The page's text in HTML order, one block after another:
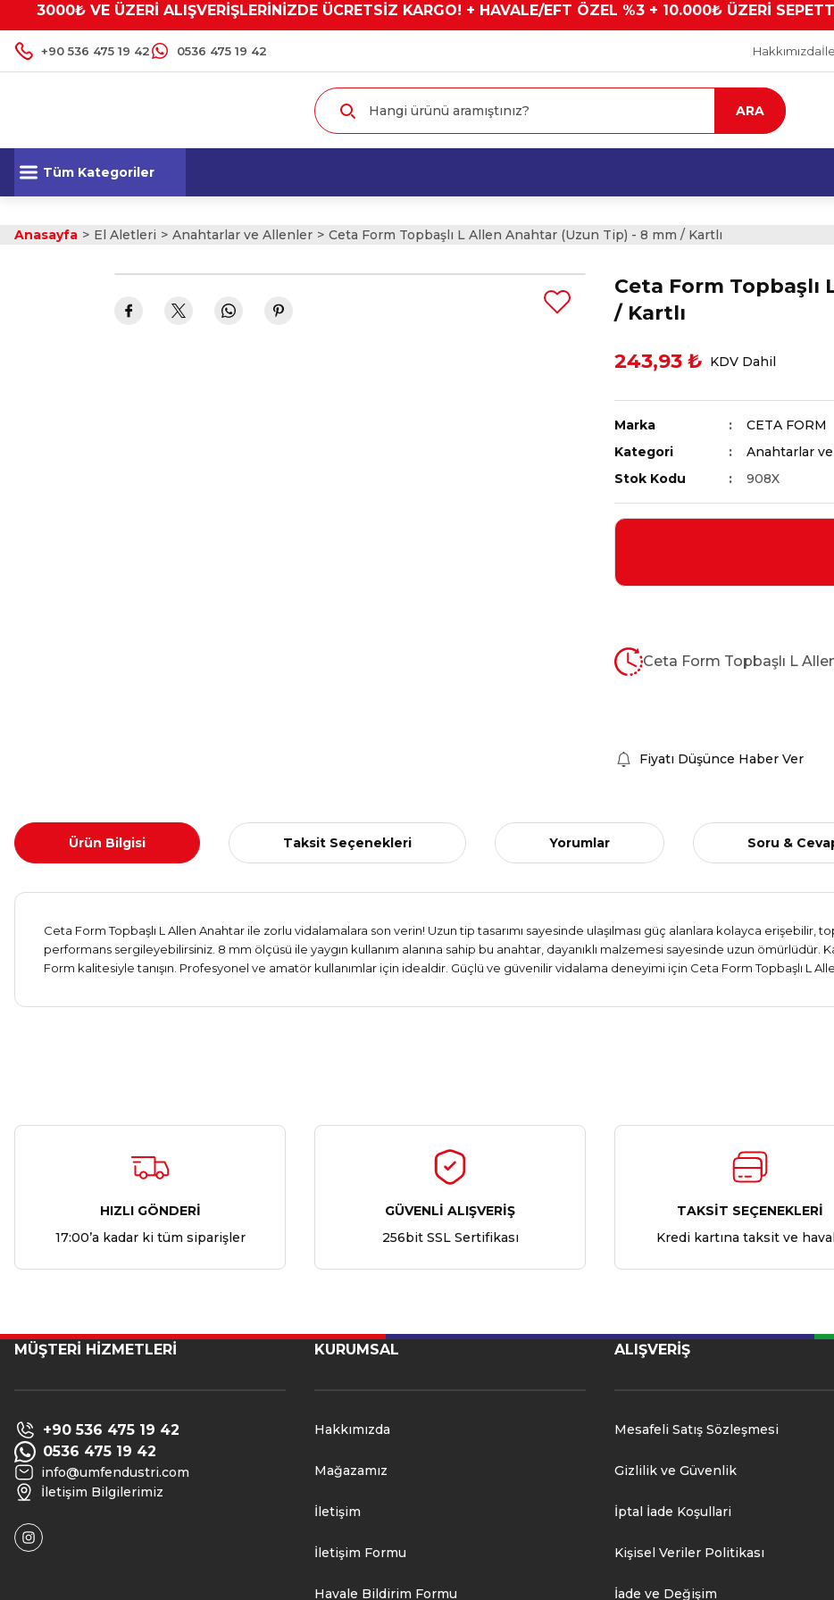
3000₺ VE ÜZERİ ALIŞVERİŞLERİNİZDE ÜCRETSİZ KARGO! + HAVALE/EFT ÖZEL %3 + 10.000₺ ÜZERİ
+90 536 475 19 42 0536 475 19 42 Hakkımızda
ARA
Tüm Kategoriler
Anasayfa El Aletleri Anahtarlar ve Allenler Ceta Form Topbaşlı L Allen Anahtar (Uzun Tip) - 8 mm / Kartlı
Ceta Form
/ Kartlı
243,93 ₺ KDV Dahil
Marka
CETA FORM
Kategori
Anahtarlar
Stok Kodu
908X
Ceta Form Topbaşlı L
Fiyatı Düşünce Haber Ver
Ürün Bilgisi Taksit Seçenekleri Yorumlar Soru &
Ceta Form Topbaşlı L Allen Anahtar ile zorlu vidalamalara son verin! Uzun tip tasarımı sayesinde ulaşılması güç alanlara kolayca erişebilir,
performans sergileyebilirsiniz. 8 mm ölçüsü ile yaygın kullanım alanına sahip bu anahtar, dayanıklı malzemesi sayesinde uzun ömürlüdür.
Form kalitesiyle tanışın. Profesyonel ve amatör kullanımlar için idealdir. Güçlü ve güvenilir vidalama deneyimi için Ceta Form Topbaşlı L
Yorum Yaz
Soru Sor
HIZLI GÖNDERİ
17:00’a kadar ki tüm siparişler
GÜVENLİ ALIŞVERİŞ
256bit SSL Sertifikası
TAKSİT SEÇENEKLERİ
Kredi kartına taksit ve
MÜŞTERİ HİZMETLERİ
+90 536 475 19 42
0536 475 19 42
info@umfendustri.com
İletişim Bilgilerimiz
KURUMSAL
Hakkımızda
Mağazamız
İletişim
İletişim Formu
Havale Bildirim Formu
ALIŞVERİŞ
Mesafeli Satış Sözleşmesi
Gizlilik ve Güvenlik
İptal İade Koşullari
Kişisel Veriler Politikası
İade ve Değişim